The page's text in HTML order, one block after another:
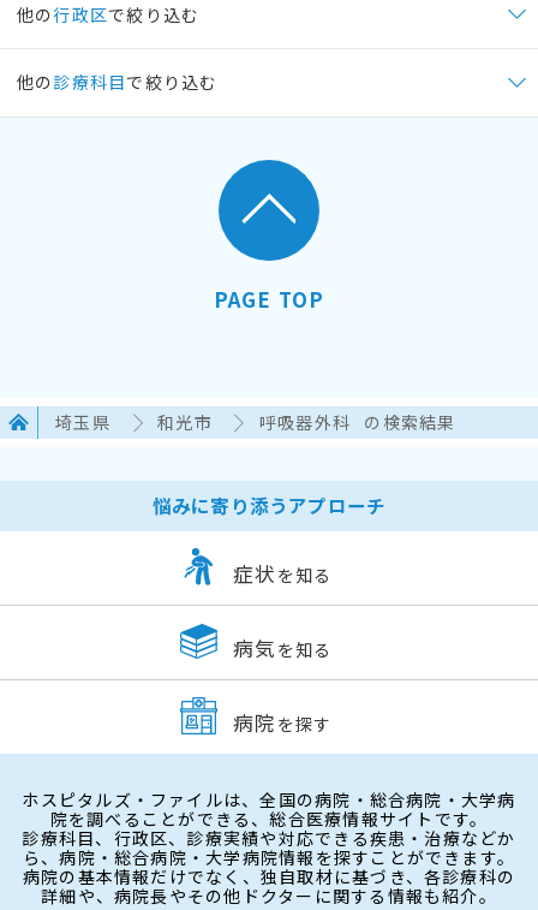
他の行政区で絞り込む
他の 診療科目で絞り込む
PAGE TOP
埼玉県 和光市 呼吸器外科 の検索結果
悩みに寄り添うアプローチ
症状 を知る
病気 を知る
病院 を探す
ホスピタルズ・ファイルは、全国の病院・総合病院・大学病
院を調べることができる、総合医療情報サイトです。
診療科目、行政区、診療実績や対応できる疾患・治療などか
ら、病院・総合病院・大学病院情報を探すことができます。
病院の基本情報だけでなく、独自取材に基づき、各診療科の
詳細や、病院長やその他ドクターに関する情報も紹介。